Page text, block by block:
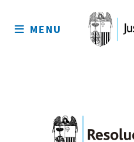
sitio
MENU